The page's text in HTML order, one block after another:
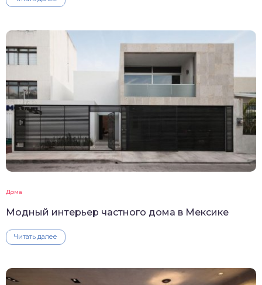
Дома
Модный интерьер частного дома в Мексике
Читать далее